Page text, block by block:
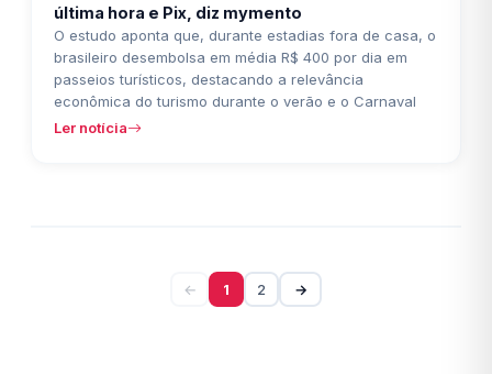
última hora e Pix, diz mymento
O estudo aponta que, durante estadias fora de casa, o
brasileiro desembolsa em média R$ 400 por dia em
passeios turísticos, destacando a relevância
econômica do turismo durante o verão e o Carnaval
Ler notícia
← 1 2 →